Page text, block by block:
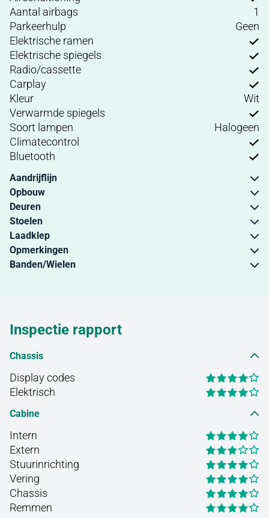
Aantal airbags
1
Parkeerhulp
Geen
Elektrische ramen
Elektrische spiegels
Radio/cassette
Carplay
Kleur
Wit
Verwarmde spiegels
Soort lampen
Halogeen
Climatecontrol
Bluetooth
Aandrijflijn
Opbouw
Deuren
Stoelen
Laadklep
Opmerkingen
Banden/Wielen
Inspectie rapport
Chassis
Display codes
Elektrisch
Cabine
Intern
Extern
Stuurinrichting
Vering
Chassis
Remmen